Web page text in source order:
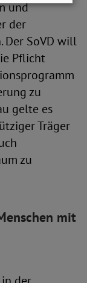
und
der
Der SoVD will
Pflicht
zu
gelte es
Träger
zu
mit